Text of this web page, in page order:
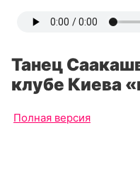
Танец
клубе Киева
Полная версия